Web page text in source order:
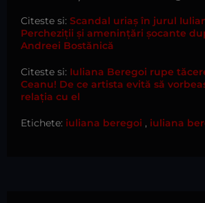
Citeste si: Scandal uriaș în jurul
Percheziții și amenințări șocante
Andreei Bostănică
Citeste si: Iuliana Beregoi rupe
Ceanu! De ce artista evită să
relația cu el
Etichete: iuliana beregoi , iuliana